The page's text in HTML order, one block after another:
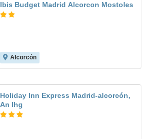
Ibis Budget Madrid Alcorcon Mostoles
Alcorcón
Holiday Inn Express Madrid-alcorcón,
An Ihg